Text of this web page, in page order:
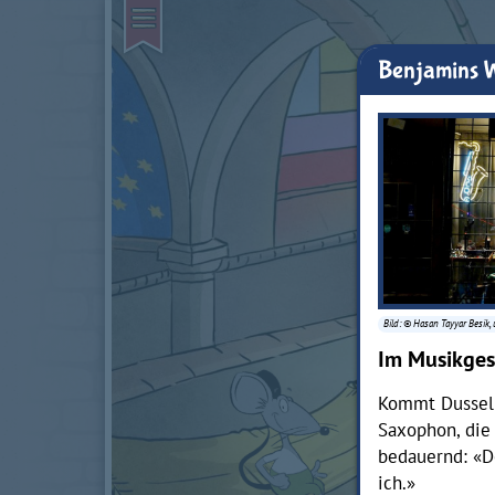
Benjamins
Bild: © Hasan Tayyar
Im
Kommt
Saxophon,
bedauernd:
ich.»